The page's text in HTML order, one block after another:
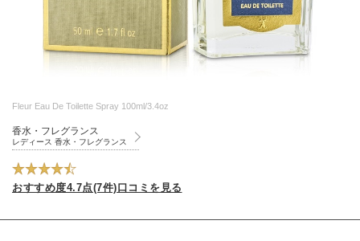
Fleur Eau De Toilette Spray 100ml/3.4oz
香水・フレグランス
レディース 香水・フレグランス
おすすめ度4.7点(7件)口コミを見る